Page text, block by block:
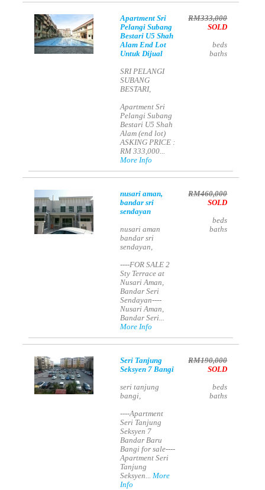
Apartment Sri
Pelangi Subang
Bestari U5 Shah
Alam End Lot
Untuk Dijual
SRI PELANGI
SUBANG
BESTARI,
Apartment Sri
Pelangi Subang
Bestari U5 Shah
Alam (end lot)
ASKING PRICE :
RM 333,000...
More Info
RM333,000
SOLD
beds
baths
nusari aman,
bandar sri
sendayan
nusari aman
bandar sri
sendayan,
----FOR SALE 2
Sty Terrace at
Nusari Aman,
Bandar Seri
Sendayan----
Nusari Aman,
Bandar Seri...
More Info
RM460,000
SOLD
beds
baths
Seri Tanjung
Seksyen 7 Bangi
seri tanjung
bangi,
----Apartment
Seri Tanjung
Seksyen 7
Bandar Baru
Bangi for sale----
Apartment Seri
Tanjung
Seksyen...More
Info
RM190,000
SOLD
beds
baths